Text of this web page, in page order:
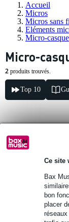
Ce site
Bax
bon
placer
Accueil
Micros
Micros sans
Eléments
Micro-casque
Micro-
2 produits trouvés.
Top 10